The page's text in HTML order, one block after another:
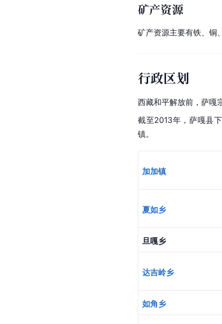
矿产资源
矿产资源主要有铁、铜
行政区划
西藏和平解放前，萨嘎
截至2013年，萨嘎县
镇。
加加镇
夏如乡
旦嘎乡
达吉岭乡
如角乡